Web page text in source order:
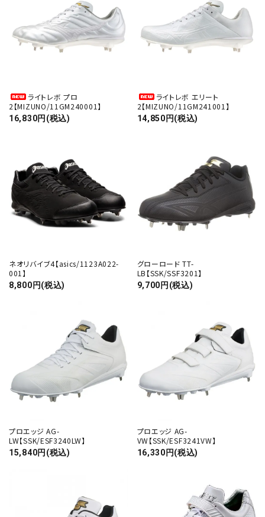
ライトレボ プロ
2【MIZUNO/11GM240001】
16,830円(税込)
ライトレボ エリート
2【MIZUNO/11GM241001】
14,850円(税込)
ネオリバイブ4【asics/1123A022-
001】
8,800円(税込)
グローロード TT-
LB【SSK/SSF3201】
9,700円(税込)
プロエッジ AG-
LW【SSK/ESF3240LW】
15,840円(税込)
プロエッジ AG-
VW【SSK/ESF3241VW】
16,330円(税込)